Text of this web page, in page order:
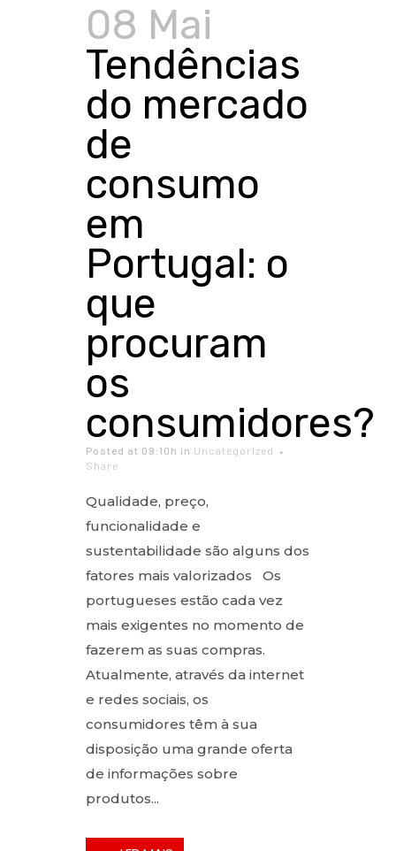
08 Mai
Tendências
do mercado
de
consumo
em
Portugal: o
que
procuram
os
consumidores?
Posted at 09:10h in Uncategorized
Share
Qualidade, preço,
funcionalidade e
sustentabilidade são alguns dos
fatores mais valorizados Os
portugueses estão cada vez
mais exigentes no momento de
fazerem as suas compras.
Atualmente, através da internet
e redes sociais, os
consumidores têm à sua
disposição uma grande oferta
de informações sobre
produtos...